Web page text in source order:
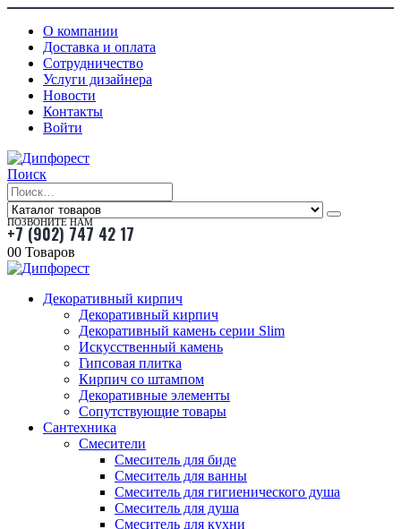
О компании
Доставка и оплата
Сотрудничество
Услуги дизайнера
Новости
Контакты
Войти
Поиск
ПОЗВОНИТЕ НАМ
+7 (902) 747 42 17
00 Товаров
Декоративный кирпич
Декоративный кирпич
Декоративный камень серии Slim
Искусственный камень
Гипсовая плитка
Кирпич со штампом
Декоративные элементы
Сопутствующие товары
Сантехника
Смесители
Смеситель для биде
Смеситель для ванны
Смеситель для гигиенического душа
Смеситель для душа
Смеситель для кухни